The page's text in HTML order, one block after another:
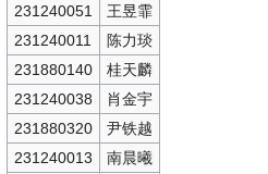
231240051
王昱霏
231240011
陈力琰
231880140
桂天麟
231240038
肖金宇
231880320
尹铁越
231240013
南晨曦